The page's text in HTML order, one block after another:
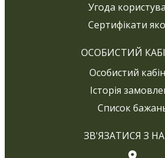
Угода
Сертифікати
ОСОБИСТИЙ
Особистий
Історія
Список
ЗВ'ЯЗАТИСЯ З